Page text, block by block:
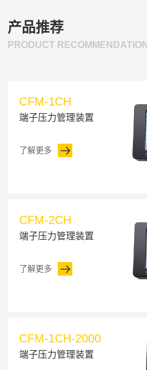
产品推荐
PRODUCT RECOMMENDATION
CFM-1CH
端子压力管理装置
了解更多
CFM-2CH
端子压力管理装置
了解更多
CFM-1CH-2000
端子压力管理装置